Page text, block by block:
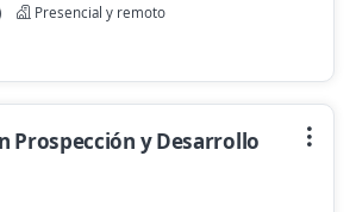
Presencial y remoto
Prospección y Desarrollo